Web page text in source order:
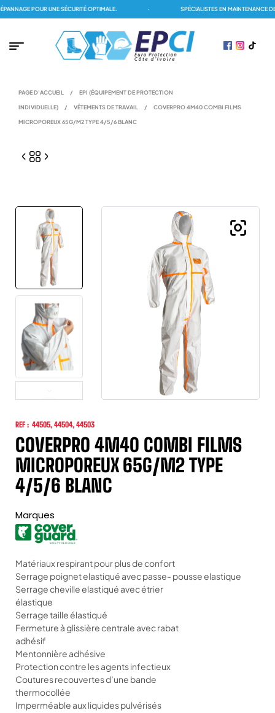
POUR UNE SÉCURITÉ OPTIMALE. SPÉCIALISTES EN MAINTENANCE DES
PAGE D'ACCUEIL / EPI (ÉQUIPEMENT DE PROTECTION
INDIVIDUELLE) / VÊTEMENTS DE TRAVAIL / COVERPRO 4M40 COMBI FILMS
MICROPOREUX 65G/M2 TYPE 4/5/6 BLANC
REF : 44505, 44504, 44503
COVERPRO 4M40 COMBI FILMS
MICROPOREUX 65G/M2 TYPE
4/5/6 BLANC
Marques
Matériaux respirant pour plus de confort
Serrage poignet elastiqué avec passe- pousse elastique
Serrage cheville elastiqué avec étrier
élastique
Serrage taille élastiqué
Fermeture à glissière centrale avec rabat
adhésif
Mentonnière adhésive
Protection contre les agents infectieux
Coutures recouvertes d’une bande
thermocollée
Imperméable aux liquides pulvérisés